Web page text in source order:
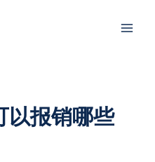
Menu
以报销哪些